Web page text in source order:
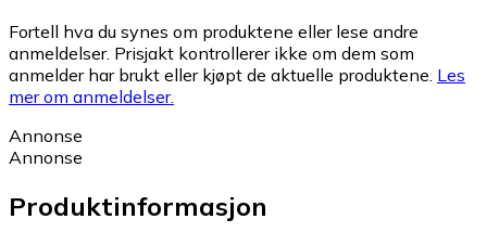
Fortell hva du synes om produktene eller lese andre
anmeldelser. Prisjakt kontrollerer ikke om dem som
anmelder har brukt eller kjøpt de aktuelle produktene. Les
mer om anmeldelser.
Annonse
Annonse
Produktinformasjon